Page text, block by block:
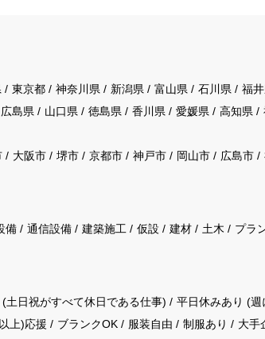
東京都 神奈川県 新潟県 富山県 石川県 福
広島県 山口県 徳島県 香川県 愛媛県 高知県
大阪市 堺市 京都市 神戸市 岡山市 広島市
備 通信設備 建築施工 仮設 建材 土木 プラ
土日祝がすべて休日である仕事)
平日休みあり (
上)応援 ブランクOK 服装自由 制服あり 大手